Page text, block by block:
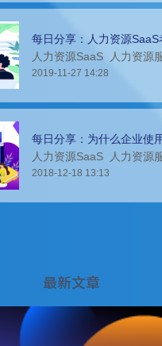
每日分享：人力资源SaaS
功能和特点
人力资源SaaS 人力资源
2019-11-27 14:28
每日分享：为什么企业使
SaaS能控制人力成本？
人力资源SaaS 人力资源
2018-12-18 13:13
最新文章